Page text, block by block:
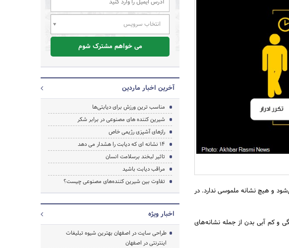
دیابت" که معمولا برای ابتلا به دیابت نوع 2 شناخته می‌شود و هیچ نشانه ملموسی ندارد. در
و کم آبی بدن از جمله نشانه‌های
انتخاب سرویس
می خواهم مشترک شوم
آخرین اخبار ماردین
مناسب‌ ترین ورزش برای دیابتی‌ها
شیرین کننده های مصنوعی در برابر شکر
رازهای آشپزی رژیمی خاص
14 نشانه ای که دیابت را هشدار می دهد
تاثیر لبخند برسلامت انسان
مراقب دیابت باشید
تفاوت بین شیرین کننده‌های مصنوعی چیست؟
اخبار ویژه
طراحی سایت در اصفهان بهترین شیوه تبلیغات
اینترنتی در اصفهان